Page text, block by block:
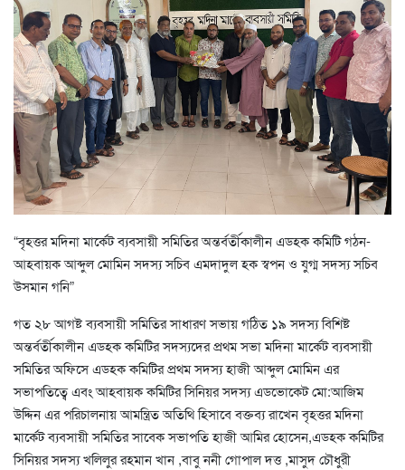
“বৃহত্তর মদিনা মার্কেট ব্যবসায়ী সমিতির অন্তর্বর্তীকালীন এডহক কমিটি গঠন-
আহবায়ক আব্দুল মোমিন সদস্য সচিব এমদাদুল হক স্বপন ও যুগ্ম সদস্য সচিব
উসমান গনি”
গত ২৮ আগষ্ট ব্যবসায়ী সমিতির সাধারণ সভায় গঠিত ১৯ সদস্য বিশিষ্ট
অন্তর্বর্তীকালীন এডহক কমিটির সদস্যদের প্রথম সভা মদিনা মার্কেট ব্যবসায়ী
সমিতির অফিসে এডহক কমিটির প্রথম সদস্য হাজী আব্দুল মোমিন এর
সভাপতিত্বে এবং আহবায়ক কমিটির সিনিয়র সদস্য এডভোকেট মো:আজিম
উদ্দিন এর পরিচালনায় আমন্ত্রিত অতিথি হিসাবে বক্তব্য রাখেন বৃহত্তর মদিনা
মার্কেট ব্যবসায়ী সমিতির সাবেক সভাপতি হাজী আমির হোসেন,এডহক কমিটির
সিনিয়র সদস্য খলিলুর রহমান খান ,বাবু ননী গোপাল দত্ত ,মাসুদ চৌধুরী